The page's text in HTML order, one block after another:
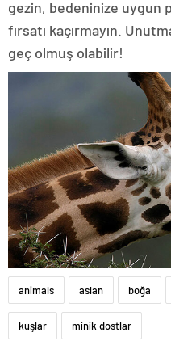
gezin, bedeninize uygun
fırsatı kaçırmayın.
geç olmuş olabilir!
animals aslan boğa
kuşlar minik dostlar